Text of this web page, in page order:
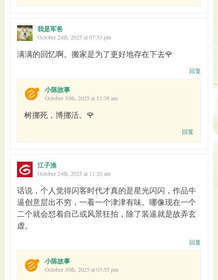
我是军爸
October 24th, 2025 at 07:33 pm
满满的回忆啊。搬家是为了更好地存在下去🌹
回复
小陈故事
October 30th, 2025 at 11:38 am
树挪死，博挪活。🌹
回复
江子渔
October 24th, 2025 at 11:20 am
话说，个人觉得闪客时代才真的是星光闪闪，作品牛
逼创意层出不穷，一看一个津津有味。哪像现在一个
二个就会怼着自己或风景狂拍，除了装逼就是故弄玄
虚。
回复
小陈故事
October 30th, 2025 at 03:55 pm